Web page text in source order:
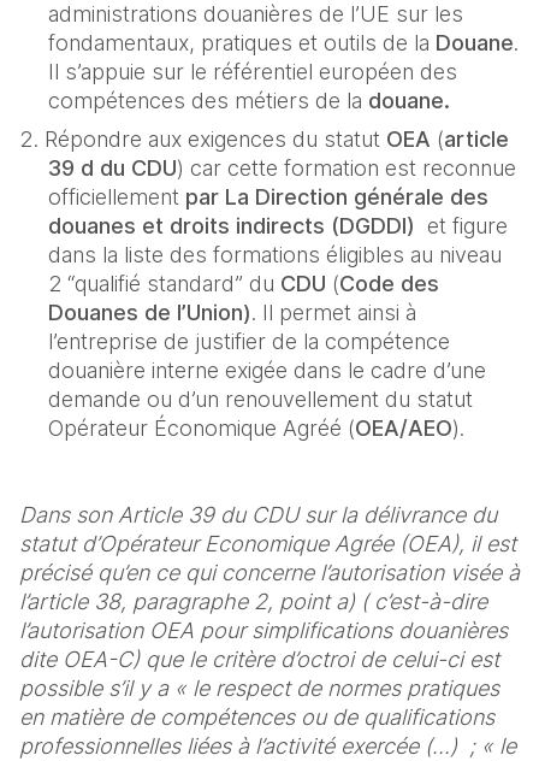
administrations douanières de l’UE sur les
fondamentaux, pratiques et outils de la Douane.
Il s’appuie sur le référentiel européen des
compétences des métiers de la douane.
Répondre aux exigences du statut OEA (article
39 d du CDU) car cette formation est reconnue
officiellement par La Direction générale des
douanes et droits indirects (DGDDI)
et figure
dans la liste des formations éligibles au niveau
2 “qualifié standard” du CDU (Code des
Douanes de l’Union). Il permet ainsi à
l’entreprise de justifier de la compétence
douanière interne exigée dans le cadre d’une
demande ou d’un renouvellement du statut
Opérateur Économique Agréé (OEA/AEO).
Dans son Article 39 du CDU sur la délivrance du
statut d’Opérateur Economique Agrée (OEA), il est
précisé qu’en ce qui concerne l’autorisation visée à
l’article 38, paragraphe 2, point a) ( c’est-à-dire
l’autorisation OEA pour simplifications douanières
dite OEA-C) que le critère d’octroi de celui-ci est
possible s’il y a « le respect de normes pratiques
en matière de compétences ou de qualifications
professionnelles liées à l’activité exercée (…)  ; « le